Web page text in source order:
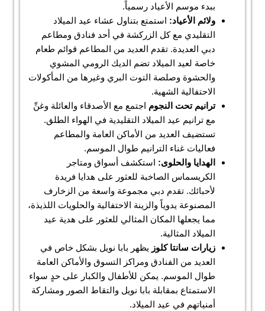
ببدء موسم الأعياد رسمياً.
ولائم الأعياد: استمتع بتناول عشاء عيد الميلاد
التقليدي مع كل الزركشة في أحد فنادق ومطاعم
دبي العديدة. تقدم العديد من المطاعم قوائم طعام
خاصة لعيد الميلاد تضم الديك الرومي المشوي
والحشوة وصلصة التوت البري وغيرها من المأكولات
الاحتفالية الشهية.
ترانيم تحت النجوم اجتمع مع الأصدقاء والعائلة وغنِّ
مع ترانيم عيد الميلاد التقليدية في الهواء الطلق.
تستضيف العديد من الأماكن العامة والمطاعم
فعاليات غناء الترانيم طوال الموسم.
الهدايا والحلوى: استكشف أسواق ومتاجر
الكريسماس الصاخبة للعثور على هدايا فريدة
لأحبائك. تقدم دبي مجموعة واسعة من الزخارف
المصنوعة يدوياً والزينة الاحتفالية والحلويات اللذيذة،
مما يجعلها المكان المثالي للعثور على هدية عيد
الميلاد المثالية.
زيارات سانتا كلوز يظهر بابا نويل بشكل خاص في
العديد من الفنادق ومراكز التسوق والأماكن العامة
طوال الموسم. يمكن للأطفال والكبار على حدٍ سواء
الاستمتاع بمقابلة بابا نويل والتقاط الصور ومشاركة
أمنياتهم في عيد الميلاد.